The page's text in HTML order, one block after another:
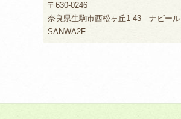
〒630-0246
奈良県生駒市西松ヶ丘1-43 ナビール
SANWA2F